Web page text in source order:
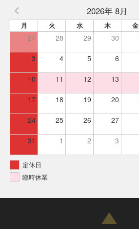
2026年 8月
月 火 水 木 金
27 28 29 30
3 4 5 6
10 11 12 13
17 18 19 20
24 25 26 27
31 1 2 3
定休日
臨時休業